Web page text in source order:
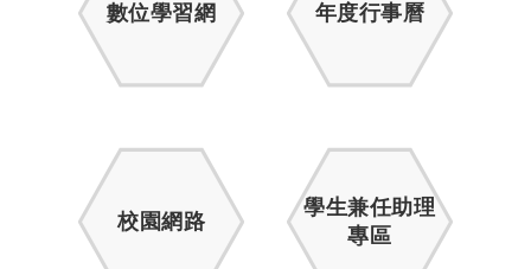
數位學習網 年度行事曆
校園網路
學生兼任助理
專區